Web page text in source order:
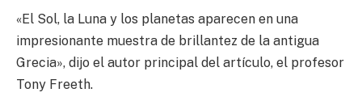
«El Sol, la Luna y los planetas aparecen en una
impresionante muestra de brillantez de la antigua
Grecia», dijo el autor principal del artículo, el profesor
Tony Freeth.